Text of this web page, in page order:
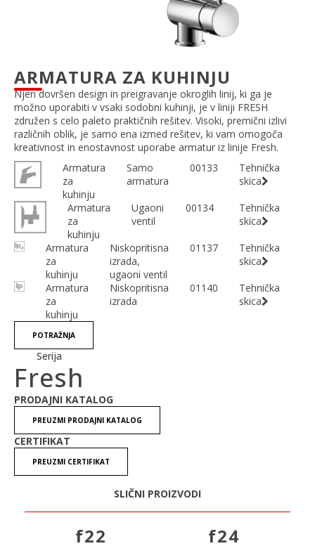
ARMATURA ZA KUHINJU
Njen dovršen design in preigravanje okroglih linij, ki ga je
možno uporabiti v vsaki sodobni kuhinji, je v liniji FRESH
združen s celo paleto praktičnih rešitev. Visoki, premični izlivi
različnih oblik, je samo ena izmed rešitev, ki vam omogoča
kreativnost in enostavnost uporabe armatur iz linije Fresh.
Armatura
za
kuhinju
Samo
armatura
00133
Tehnička
skica
Armatura
za
kuhinju
Ugaoni
ventil
00134
Tehnička
skica
Armatura
za
kuhinju
Niskopritisna
izrada,
ugaoni ventil
01137
Tehnička
skica
Armatura
za
kuhinju
Niskopritisna
izrada
01140
Tehnička
skica
POTRAŽNJA
Serija
Fresh
PRODAJNI KATALOG
PREUZMI PRODAJNI KATALOG
CERTIFIKAT
PREUZMI CERTIFIKAT
SLIČNI PROIZVODI
f22 f24